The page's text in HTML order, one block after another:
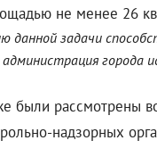
не менее 26
данной задачи
города
были рассмотрены
надзорных